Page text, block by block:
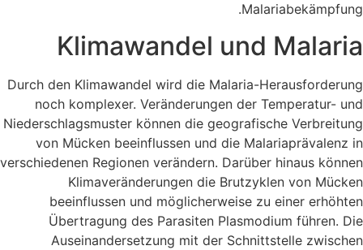
Malariabekämpfung.
Klimawandel und Malaria
Durch den Klimawandel wird die Malaria-Herausforderung
noch komplexer. Veränderungen der Temperatur- und
Niederschlagsmuster können die geografische Verbreitung
von Mücken beeinflussen und die Malariaprävalenz in
verschiedenen Regionen verändern. Darüber hinaus können
Klimaveränderungen die Brutzyklen von Mücken
beeinflussen und möglicherweise zu einer erhöhten
Übertragung des Parasiten Plasmodium führen. Die
Auseinandersetzung mit der Schnittstelle zwischen